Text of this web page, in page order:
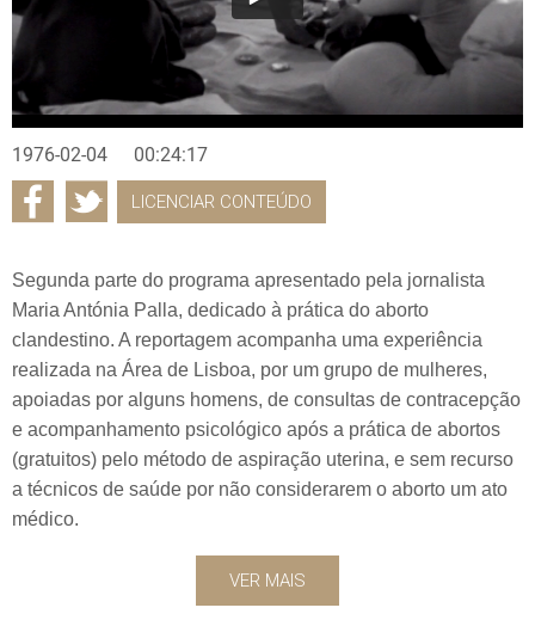
1976-02-04 00:24:17
LICENCIAR CONTEÚDO
Segunda parte do programa apresentado pela jornalista
Maria Antónia Palla, dedicado à prática do aborto
clandestino. A reportagem acompanha uma experiência
realizada na Área de Lisboa, por um grupo de mulheres,
apoiadas por alguns homens, de consultas de contracepção
e acompanhamento psicológico após a prática de abortos
(gratuitos) pelo método de aspiração uterina, e sem recurso
a técnicos de saúde por não considerarem o aborto um ato
médico.
VER MAIS